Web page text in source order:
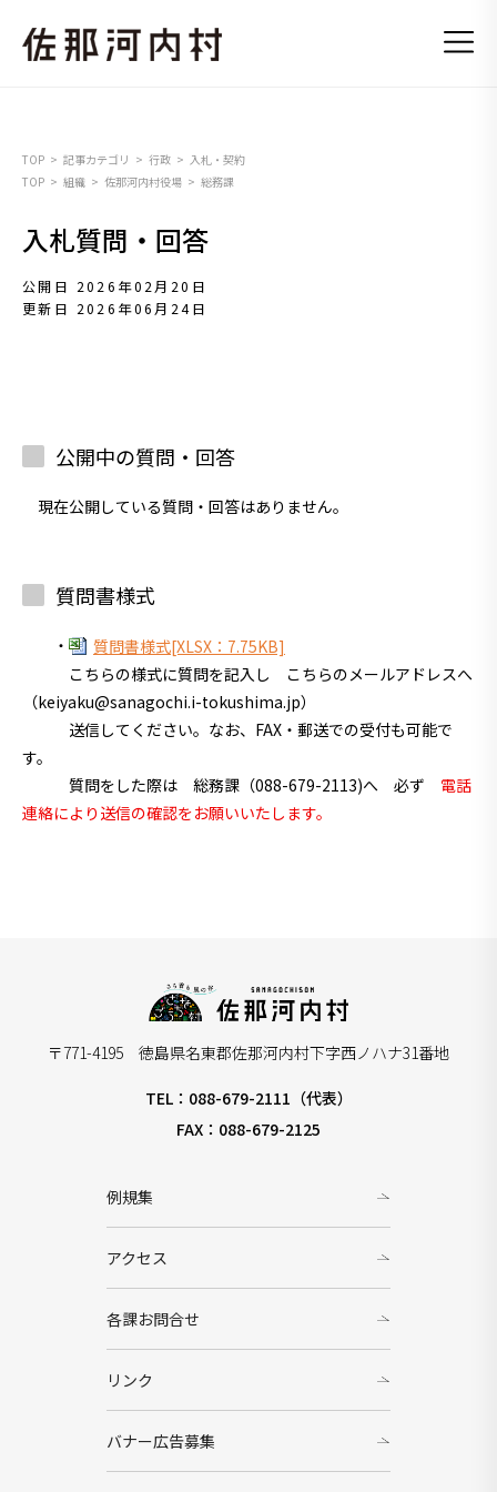
TOP 記事カテゴリ 行政
入札・契約
TOP
組織 佐那河内村役場 総務課
入札質問・回答
公開日 2026年02月20日
更新日 2026年06月24日
公開中の質問・回答
現在公開している質問・回答はありません。
質問書様式
・
質問書様式[XLSX：7.75KB]
こちらの様式に質問を記入し こちらのメールアドレスへ
（keiyaku@sanagochi.i-tokushima.jp）
送信してください。なお、 FAX・郵送での受付も可能で
す。
質問をした際は 総務課（088-679-2113)へ 必ず 電話
連絡により送信の確認をお願いいたします。
〒771-4195 徳島県名東郡佐那河内村下字西ノハナ31番地
TEL：088-679-2111（代表）
FAX：088-679-2125
例規集
アクセス
各課お問合せ
リンク
バナー広告募集